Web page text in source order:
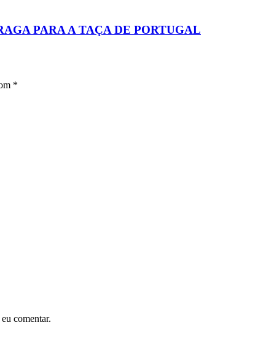
PARA A TAÇA DE PORTUGAL
*
comentar.